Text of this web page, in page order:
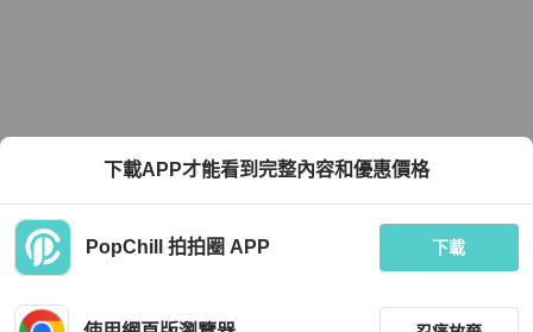
下載APP才能看到完整內容和優惠價格
PopChill 拍拍圈 APP 下載